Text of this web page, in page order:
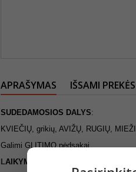
APRAŠYMAS IŠSAMI
SUDEDAMOSIOS DALYS:
KVIEČIŲ, grikių, AVIŽŲ, RUGIŲ,
Galimi GLITIMO pėdsakai.
LAI KYMO SĄLYGOS: